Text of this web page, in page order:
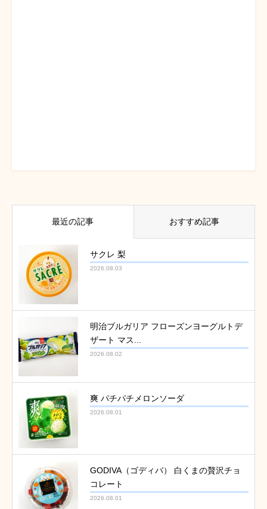
最近の記事 おすすめ記事
サクレ 梨
2026.08.03
明治ブルガリア フローズンヨーグルトデ
ザート マス...
2026.08.02
爽 パチパチメロンソーダ
2026.08.01
GODIVA（ゴディバ） 白くまの贅沢チョ
コレート
2026.08.01